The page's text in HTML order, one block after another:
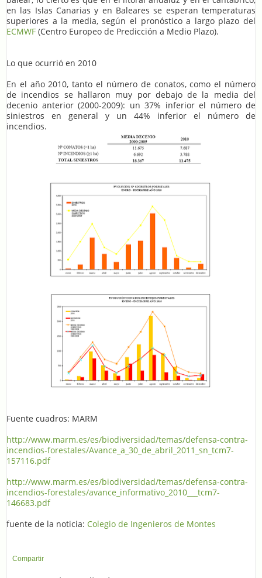
en las Islas Canarias y en Baleares se esperan temperaturas
superiores a la media, según el pronóstico a largo plazo del
ECMWF (Centro Europeo de Predicción a Medio Plazo).
Lo que ocurrió en 2010
En el año 2010, tanto el número de conatos, como el número
de incendios se hallaron muy por debajo de la media del
decenio anterior (2000-2009): un 37% inferior el número de
siniestros en general y un 44% inferior el número de
incendios.
Fuente cuadros: MARM
http://www.marm.es/es/biodiversidad/temas/defensa-contra-
incendios-forestales/Avance_a_30_de_abril_2011_sn_tcm7-
157116.pdf
http://www.marm.es/es/biodiversidad/temas/defensa-contra-
incendios-forestales/avance_informativo_2010___tcm7-
146683.pdf
fuente de la noticia: Colegio de Ingenieros de Montes
Compartir